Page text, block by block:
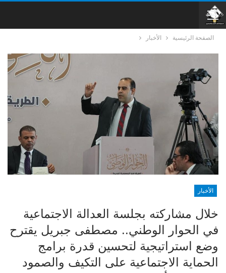
الصفحة الرئيسية الأخبار
الأخبار
خلال مشاركته بجلسة العدالة الاجتماعية
في الحوار الوطني.. مصطفى جبريل يقترح
وضع استراتيجية لتحسين قدرة برامج
الحماية الاجتماعية على التكيف والصمود